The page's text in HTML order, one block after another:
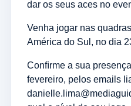
dar os seus aces no
Venha jogar nas
América do Sul, no dia
Conﬁrme a sua
fevereiro, pelos emails